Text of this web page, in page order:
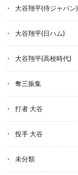
大谷翔平(侍ジャパン)
大谷翔平(日ハム)
大谷翔平(高校時代)
奪三振集
打者 大谷
投手 大谷
未分類